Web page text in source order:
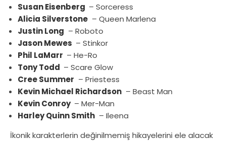
Susan Eisenberg – Sorceress
Alicia Silverstone – Queen Marlena
Justin Long – Roboto
Jason Mewes – Stinkor
Phil LaMarr – He-Ro
Tony Todd – Scare Glow
Cree Summer – Priestess
Kevin Michael Richardson – Beast Man
Kevin Conroy – Mer-Man
Harley Quinn Smith – Ileena
İkonik karakterlerin değinilmemiş hikayelerini ele alacak